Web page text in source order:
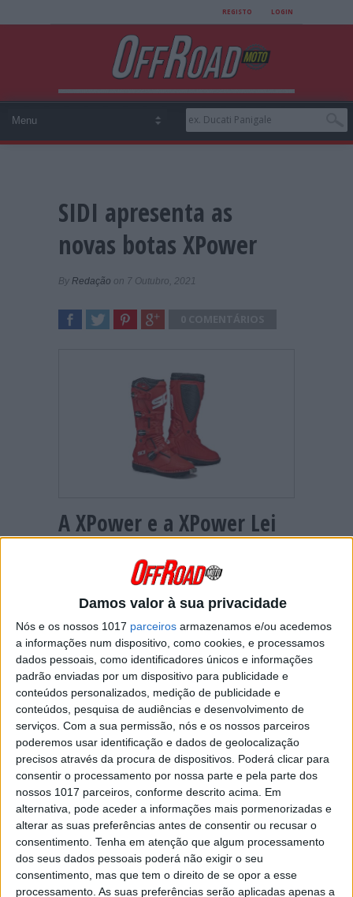
Damos valor à sua privacidade
Nós e os nossos 1017 parceiros armazenamos e/ou acedemos
a informações num dispositivo, como cookies, e processamos
dados pessoais, como identificadores únicos e informações
padrão enviadas por um dispositivo para publicidade e
conteúdos personalizados, medição de publicidade e
conteúdos, pesquisa de audiências e desenvolvimento de
serviços. Com a sua permissão, nós e os nossos parceiros
poderemos usar identificação e dados de geolocalização
precisos através da procura de dispositivos. Poderá clicar para
consentir o processamento por nossa parte e pela parte dos
nossos 1017 parceiros, conforme descrito acima. Em
alternativa, pode aceder a informações mais pormenorizadas e
alterar as suas preferências antes de consentir ou recusar o
consentimento. Tenha em atenção que algum processamento
dos seus dados pessoais poderá não exigir o seu
consentimento, mas que tem o direito de se opor a esse
processamento. As suas preferências serão aplicadas apenas a
REGISTO LOGIN
SIDI apresenta as
novas botas XPower
By Redação on 7 Outubro, 2021
A XPower e a XPower Lei
juntam-se à família Sidi de
botas para motos Off-
road. Dignas sucessores
da X-3 e X-3 Lei, não
comprometem o conforto
e a segurança e, prestando
especial atenção ao pé e
tornozelo, protegem a
canela de possíveis
choques por meio da
proteção da bota com
antiderrapante e inserção
de borracha anti-calor.
Estas novas botas são confeccionadas em